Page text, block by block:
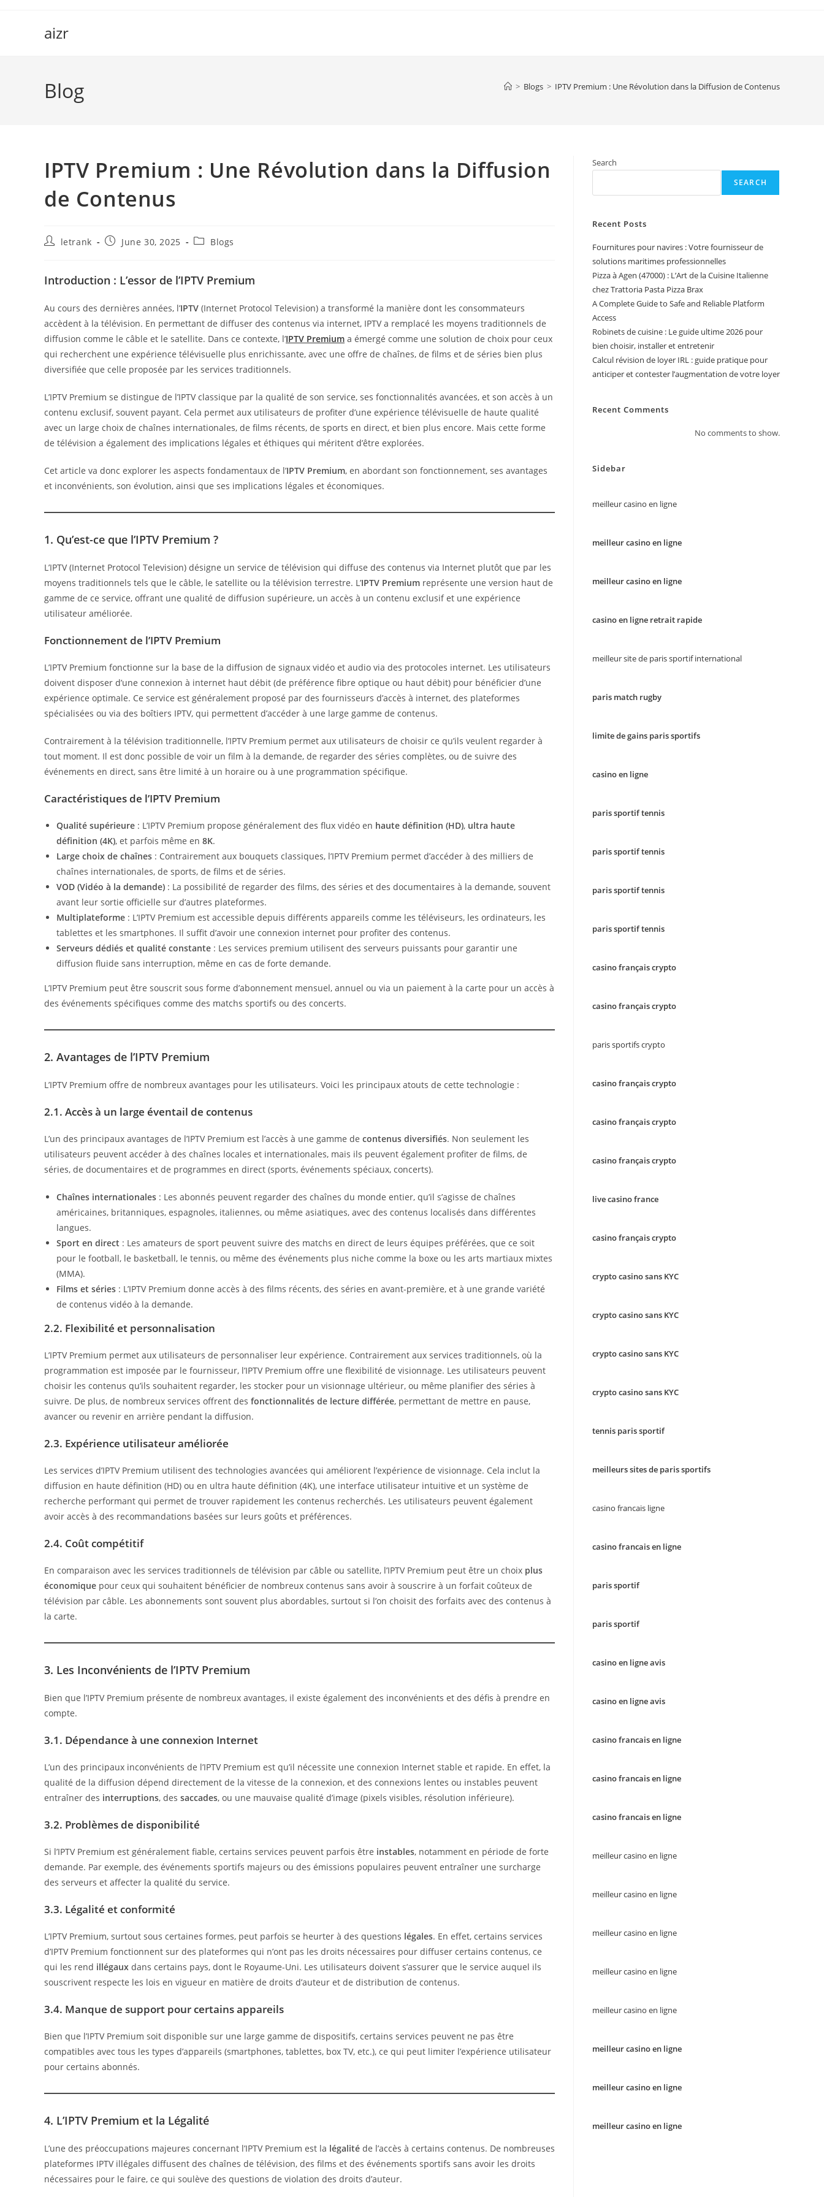
aizr
Blog > Blogs > IPTV Premium : Une Révolution dans la Diffusion de Contenus
IPTV Premium : Une Révolution dans la Diffusion
de Contenus
Postletrank
PostJune 30, 2025
PostBlogs
Introduction : L’essor de l’IPTV Premium
Au cours des dernières années, l’IPTV (Internet Protocol Television) a transformé la manière dont les consommateurs
accèdent à la télévision. En permettant de diffuser des contenus via internet, IPTV a remplacé les moyens traditionnels de
diffusion comme le câble et le satellite. Dans ce contexte, l’IPTV Premium a émergé comme une solution de choix pour ceux
qui recherchent une expérience télévisuelle plus enrichissante, avec une offre de chaînes, de films et de séries bien plus
diversifiée que celle proposée par les services traditionnels.
L’IPTV Premium se distingue de l’IPTV classique par la qualité de son service, ses fonctionnalités avancées, et son accès à un
contenu exclusif, souvent payant. Cela permet aux utilisateurs de profiter d’une expérience télévisuelle de haute qualité
avec un large choix de chaînes internationales, de films récents, de sports en direct, et bien plus encore. Mais cette forme
de télévision a également des implications légales et éthiques qui méritent d’être explorées.
Cet article va donc explorer les aspects fondamentaux de l’IPTV Premium, en abordant son fonctionnement, ses avantages
et inconvénients, son évolution, ainsi que ses implications légales et économiques.
1. Qu’est-ce que l’IPTV Premium ?
L’IPTV (Internet Protocol Television) désigne un service de télévision qui diffuse des contenus via Internet plutôt que par les
moyens traditionnels tels que le câble, le satellite ou la télévision terrestre. L’IPTV Premium représente une version haut de
gamme de ce service, offrant une qualité de diffusion supérieure, un accès à un contenu exclusif et une expérience
utilisateur améliorée.
Fonctionnement de l’IPTV Premium
L’IPTV Premium fonctionne sur la base de la diffusion de signaux vidéo et audio via des protocoles internet. Les utilisateurs
doivent disposer d’une connexion à internet haut débit (de préférence fibre optique ou haut débit) pour bénéficier d’une
expérience optimale. Ce service est généralement proposé par des fournisseurs d’accès à internet, des plateformes
spécialisées ou via des boîtiers IPTV, qui permettent d’accéder à une large gamme de contenus.
Contrairement à la télévision traditionnelle, l’IPTV Premium permet aux utilisateurs de choisir ce qu’ils veulent regarder à
tout moment. Il est donc possible de voir un film à la demande, de regarder des séries complètes, ou de suivre des
événements en direct, sans être limité à un horaire ou à une programmation spécifique.
Caractéristiques de l’IPTV Premium
Qualité supérieure : L’IPTV Premium propose généralement des flux vidéo en haute définition (HD), ultra haute
définition (4K), et parfois même en 8K.
Large choix de chaînes : Contrairement aux bouquets classiques, l’IPTV Premium permet d’accéder à des milliers de
chaînes internationales, de sports, de films et de séries.
VOD (Vidéo à la demande) : La possibilité de regarder des films, des séries et des documentaires à la demande, souvent
avant leur sortie officielle sur d’autres plateformes.
Multiplateforme : L’IPTV Premium est accessible depuis différents appareils comme les téléviseurs, les ordinateurs, les
tablettes et les smartphones. Il suffit d’avoir une connexion internet pour profiter des contenus.
Serveurs dédiés et qualité constante : Les services premium utilisent des serveurs puissants pour garantir une
diffusion fluide sans interruption, même en cas de forte demande.
L’IPTV Premium peut être souscrit sous forme d’abonnement mensuel, annuel ou via un paiement à la carte pour un accès à
des événements spécifiques comme des matchs sportifs ou des concerts.
2. Avantages de l’IPTV Premium
L’IPTV Premium offre de nombreux avantages pour les utilisateurs. Voici les principaux atouts de cette technologie :
2.1. Accès à un large éventail de contenus
L’un des principaux avantages de l’IPTV Premium est l’accès à une gamme de contenus diversifiés. Non seulement les
utilisateurs peuvent accéder à des chaînes locales et internationales, mais ils peuvent également profiter de films, de
séries, de documentaires et de programmes en direct (sports, événements spéciaux, concerts).
Chaînes internationales : Les abonnés peuvent regarder des chaînes du monde entier, qu’il s’agisse de chaînes
américaines, britanniques, espagnoles, italiennes, ou même asiatiques, avec des contenus localisés dans différentes
langues.
Sport en direct : Les amateurs de sport peuvent suivre des matchs en direct de leurs équipes préférées, que ce soit
pour le football, le basketball, le tennis, ou même des événements plus niche comme la boxe ou les arts martiaux mixtes
(MMA).
Films et séries : L’IPTV Premium donne accès à des films récents, des séries en avant-première, et à une grande variété
de contenus vidéo à la demande.
2.2. Flexibilité et personnalisation
L’IPTV Premium permet aux utilisateurs de personnaliser leur expérience. Contrairement aux services traditionnels, où la
programmation est imposée par le fournisseur, l’IPTV Premium offre une flexibilité de visionnage. Les utilisateurs peuvent
choisir les contenus qu’ils souhaitent regarder, les stocker pour un visionnage ultérieur, ou même planifier des séries à
suivre. De plus, de nombreux services offrent des fonctionnalités de lecture différée, permettant de mettre en pause,
avancer ou revenir en arrière pendant la diffusion.
2.3. Expérience utilisateur améliorée
Les services d’IPTV Premium utilisent des technologies avancées qui améliorent l’expérience de visionnage. Cela inclut la
diffusion en haute définition (HD) ou en ultra haute définition (4K), une interface utilisateur intuitive et un système de
recherche performant qui permet de trouver rapidement les contenus recherchés. Les utilisateurs peuvent également
avoir accès à des recommandations basées sur leurs goûts et préférences.
2.4. Coût compétitif
En comparaison avec les services traditionnels de télévision par câble ou satellite, l’IPTV Premium peut être un choix plus
économique pour ceux qui souhaitent bénéficier de nombreux contenus sans avoir à souscrire à un forfait coûteux de
télévision par câble. Les abonnements sont souvent plus abordables, surtout si l’on choisit des forfaits avec des contenus à
la carte.
3. Les Inconvénients de l’IPTV Premium
Bien que l’IPTV Premium présente de nombreux avantages, il existe également des inconvénients et des défis à prendre en
compte.
3.1. Dépendance à une connexion Internet
L’un des principaux inconvénients de l’IPTV Premium est qu’il nécessite une connexion Internet stable et rapide. En effet, la
qualité de la diffusion dépend directement de la vitesse de la connexion, et des connexions lentes ou instables peuvent
entraîner des interruptions, des saccades, ou une mauvaise qualité d’image (pixels visibles, résolution inférieure).
3.2. Problèmes de disponibilité
Si l’IPTV Premium est généralement fiable, certains services peuvent parfois être instables, notamment en période de forte
demande. Par exemple, des événements sportifs majeurs ou des émissions populaires peuvent entraîner une surcharge
des serveurs et affecter la qualité du service.
3.3. Légalité et conformité
L’IPTV Premium, surtout sous certaines formes, peut parfois se heurter à des questions légales. En effet, certains services
d’IPTV Premium fonctionnent sur des plateformes qui n’ont pas les droits nécessaires pour diffuser certains contenus, ce
qui les rend illégaux dans certains pays, dont le Royaume-Uni. Les utilisateurs doivent s’assurer que le service auquel ils
souscrivent respecte les lois en vigueur en matière de droits d’auteur et de distribution de contenus.
3.4. Manque de support pour certains appareils
Bien que l’IPTV Premium soit disponible sur une large gamme de dispositifs, certains services peuvent ne pas être
compatibles avec tous les types d’appareils (smartphones, tablettes, box TV, etc.), ce qui peut limiter l’expérience utilisateur
pour certains abonnés.
4. L’IPTV Premium et la Légalité
L’une des préoccupations majeures concernant l’IPTV Premium est la légalité de l’accès à certains contenus. De nombreuses
plateformes IPTV illégales diffusent des chaînes de télévision, des films et des événements sportifs sans avoir les droits
nécessaires pour le faire, ce qui soulève des questions de violation des droits d’auteur.
Search
SEARCH
Recent Posts
Fournitures pour navires : Votre fournisseur de
solutions maritimes professionnelles
Pizza à Agen (47000) : L’Art de la Cuisine Italienne
chez Trattoria Pasta Pizza Brax
A Complete Guide to Safe and Reliable Platform
Access
Robinets de cuisine : Le guide ultime 2026 pour
bien choisir, installer et entretenir
Calcul révision de loyer IRL : guide pratique pour
anticiper et contester l’augmentation de votre loyer
Recent Comments
No comments to show.
Sidebar
meilleur casino en ligne
meilleur casino en ligne
meilleur casino en ligne
casino en ligne retrait rapide
meilleur site de paris sportif international
paris match rugby
limite de gains paris sportifs
casino en ligne
paris sportif tennis
paris sportif tennis
paris sportif tennis
paris sportif tennis
casino français crypto
casino français crypto
paris sportifs crypto
casino français crypto
casino français crypto
casino français crypto
live casino france
casino français crypto
crypto casino sans KYC
crypto casino sans KYC
crypto casino sans KYC
crypto casino sans KYC
tennis paris sportif
meilleurs sites de paris sportifs
casino francais ligne
casino francais en ligne
paris sportif
paris sportif
casino en ligne avis
casino en ligne avis
casino francais en ligne
casino francais en ligne
casino francais en ligne
meilleur casino en ligne
meilleur casino en ligne
meilleur casino en ligne
meilleur casino en ligne
meilleur casino en ligne
meilleur casino en ligne
meilleur casino en ligne
meilleur casino en ligne